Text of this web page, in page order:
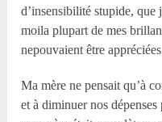
d’insensibilité stupide, que
moila plupart de mes
nepouvaient être
Ma mère ne pensait qu’à
et à diminuer nos